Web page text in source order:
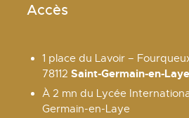
Accès
1 place du Lavoir –
78112Saint-Germain-en-Laye
À 2 mn du Lycée
Germain-en-Laye